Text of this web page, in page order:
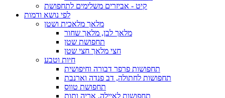
קיט - אביזרים משלימים לתחפושת
לפי נושא ודמות
מלאך מלאכית ושטן
מלאך לבן, מלאך שחור
תחפושת שטן
חצי מלאך חצי שטן
חיות וטבע
תחפושות פרפר דבורה וחיפושית
תחפושות לחתולה, דב פנדה וארנבת
תחפושת טווס
תחפושות לאיילה, אריה ותות